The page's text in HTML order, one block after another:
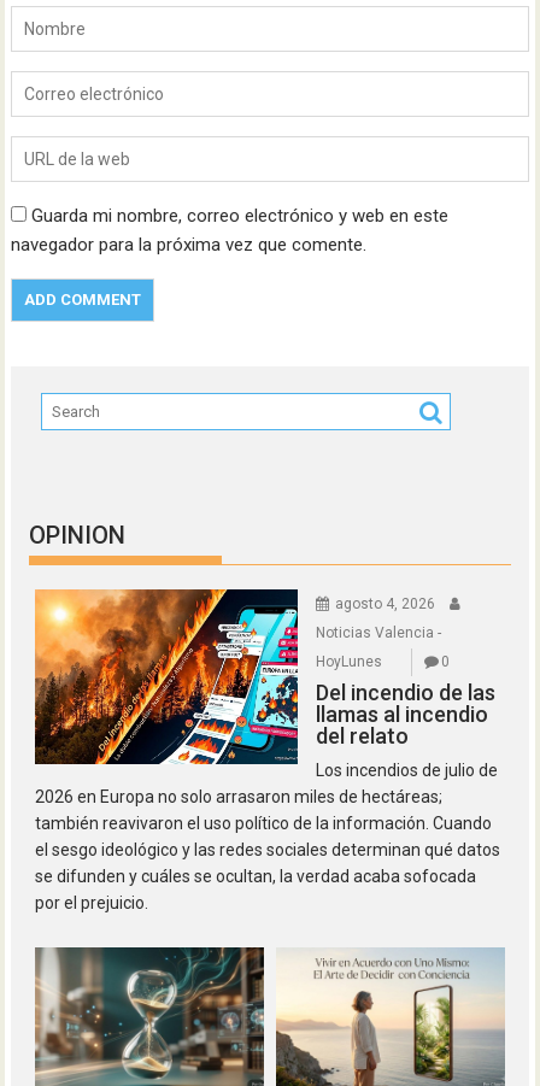
Guarda mi nombre, correo electrónico y web en este
navegador para la próxima vez que comente.
OPINION
agosto 4, 2026
Noticias Valencia -
HoyLunes
0
Del incendio de las
llamas al incendio
del relato
Los incendios de julio de
2026 en Europa no solo arrasaron miles de hectáreas;
también reavivaron el uso político de la información. Cuando
el sesgo ideológico y las redes sociales determinan qué datos
se difunden y cuáles se ocultan, la verdad acaba sofocada
por el prejuicio.